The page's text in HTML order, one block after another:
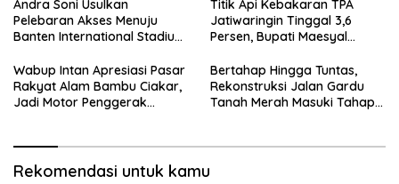
Andra Soni Usulkan
Pelebaran Akses Menuju
Banten International Stadium,
2032
Titik Api Kebakaran TPA
Jatiwaringin Tinggal 3,6
Persen, Bupati Maesyal
Wabup Intan Apresiasi Pasar
Rakyat Alam Bambu Ciakar,
Jadi Motor Penggerak
Bertahap Hingga Tuntas,
Rekonstruksi Jalan Gardu
Tanah Merah Masuki Tahap
Rekomendasi untuk kamu